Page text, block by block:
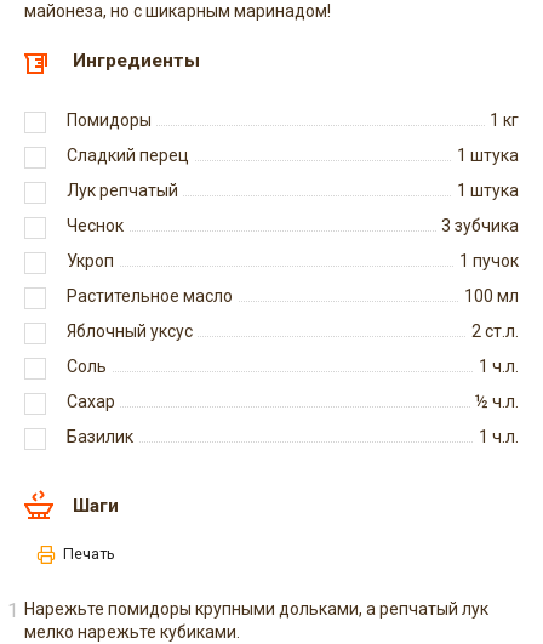
майонеза, но с шикарным маринадом!
Ингредиенты
Помидоры 1 кг
Сладкий перец
1 штука
Лук репчатый
1 штука
Чеснок
3 зубчика
Укроп
1 пучок
Растительное масло
100 мл
Яблочный уксус
2ст.л.
Соль
1 ч.л.
Сахар
½ ч.л.
Базилик
1 ч.л.
Шаги
Печать
Нарежьте помидоры крупными дольками, а репчатый лук
мелко нарежьте кубиками.